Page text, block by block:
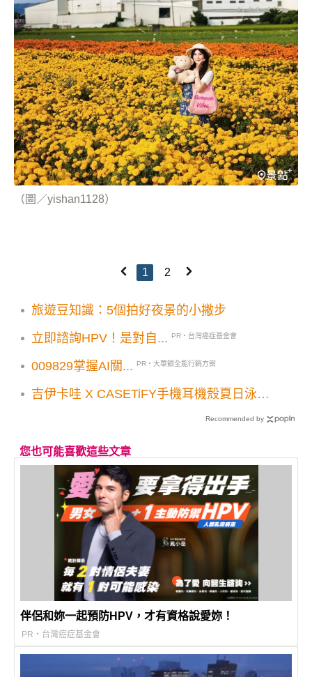
（圖／yishan1128）
1 2
旅遊豆知識：5個拍好夜景的小撇步
立即諮詢HPV！是對自...
PR・台灣癌症基金會
009829掌握AI關... PR・大華銀全能行銷方案
吉伊卡哇 X CASETiFY手機耳機殼夏日泳池
Recommended by
您也可能喜歡這些文章
伴侶和妳一起預防HPV，才有資格說愛妳！
PR・台灣癌症基金會